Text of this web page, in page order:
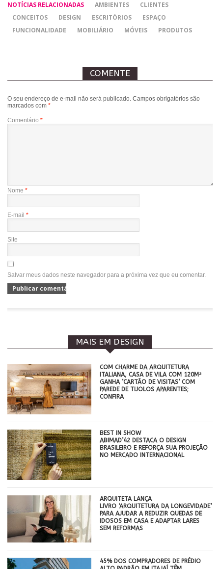
NOTÍCIAS RELACIONADAS AMBIENTES
CLIENTES
CONCEITOS
DESIGN ESCRITÓRIOS
ESPAÇO
FUNCIONALIDADE
MOBILIÁRIO MÓVEIS PRODUTOS
COMENTE
O seu endereço de e-mail não será publicado. Campos obrigatórios são
marcados com *
Comentário *
Nome *
E-mail *
Site
Salvar meus dados neste navegador para a próxima vez que eu comentar.
MAIS EM DESIGN
COM CHARME DA ARQUITETURA
ITALIANA, CASA DE VILA COM 120M²
GANHA ‘CARTÃO DE VISITAS’ COM
PAREDE DE TIJOLOS APARENTES;
CONFIRA
BEST IN SHOW
ABIMAD’42 DESTACA O DESIGN
BRASILEIRO E REFORÇA SUA PROJEÇÃO
NO MERCADO INTERNACIONAL
ARQUITETA LANÇA
LIVRO ‘ARQUITETURA DA LONGEVIDADE’
PARA AJUDAR A REDUZIR QUEDAS DE
IDOSOS EM CASA E ADAPTAR LARES
SEM REFORMAS
45% DOS COMPRADORES DE PRÉDIO